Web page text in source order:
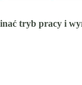
tryb pracy i